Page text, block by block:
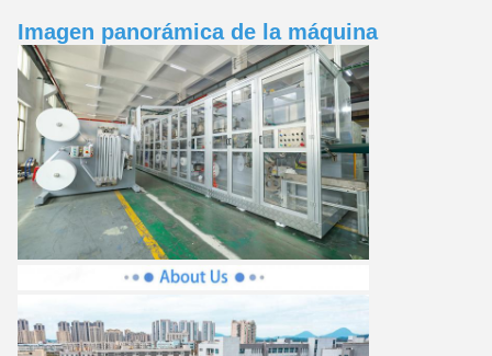
Imagen panorámica de la máquina